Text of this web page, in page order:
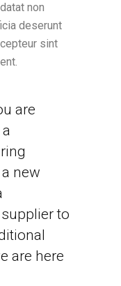
non
deserunt
sint
are
new
to
are here